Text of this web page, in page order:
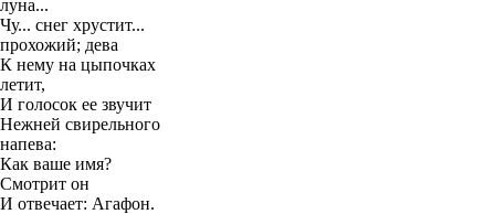
луна...
Чу... снег хрустит...
прохожий; дева
К нему на цыпочках
летит,
И голосок ее звучит
Нежней свирельного
напева:
Как ваше имя?
Смотрит он
И отвечает: Агафон.